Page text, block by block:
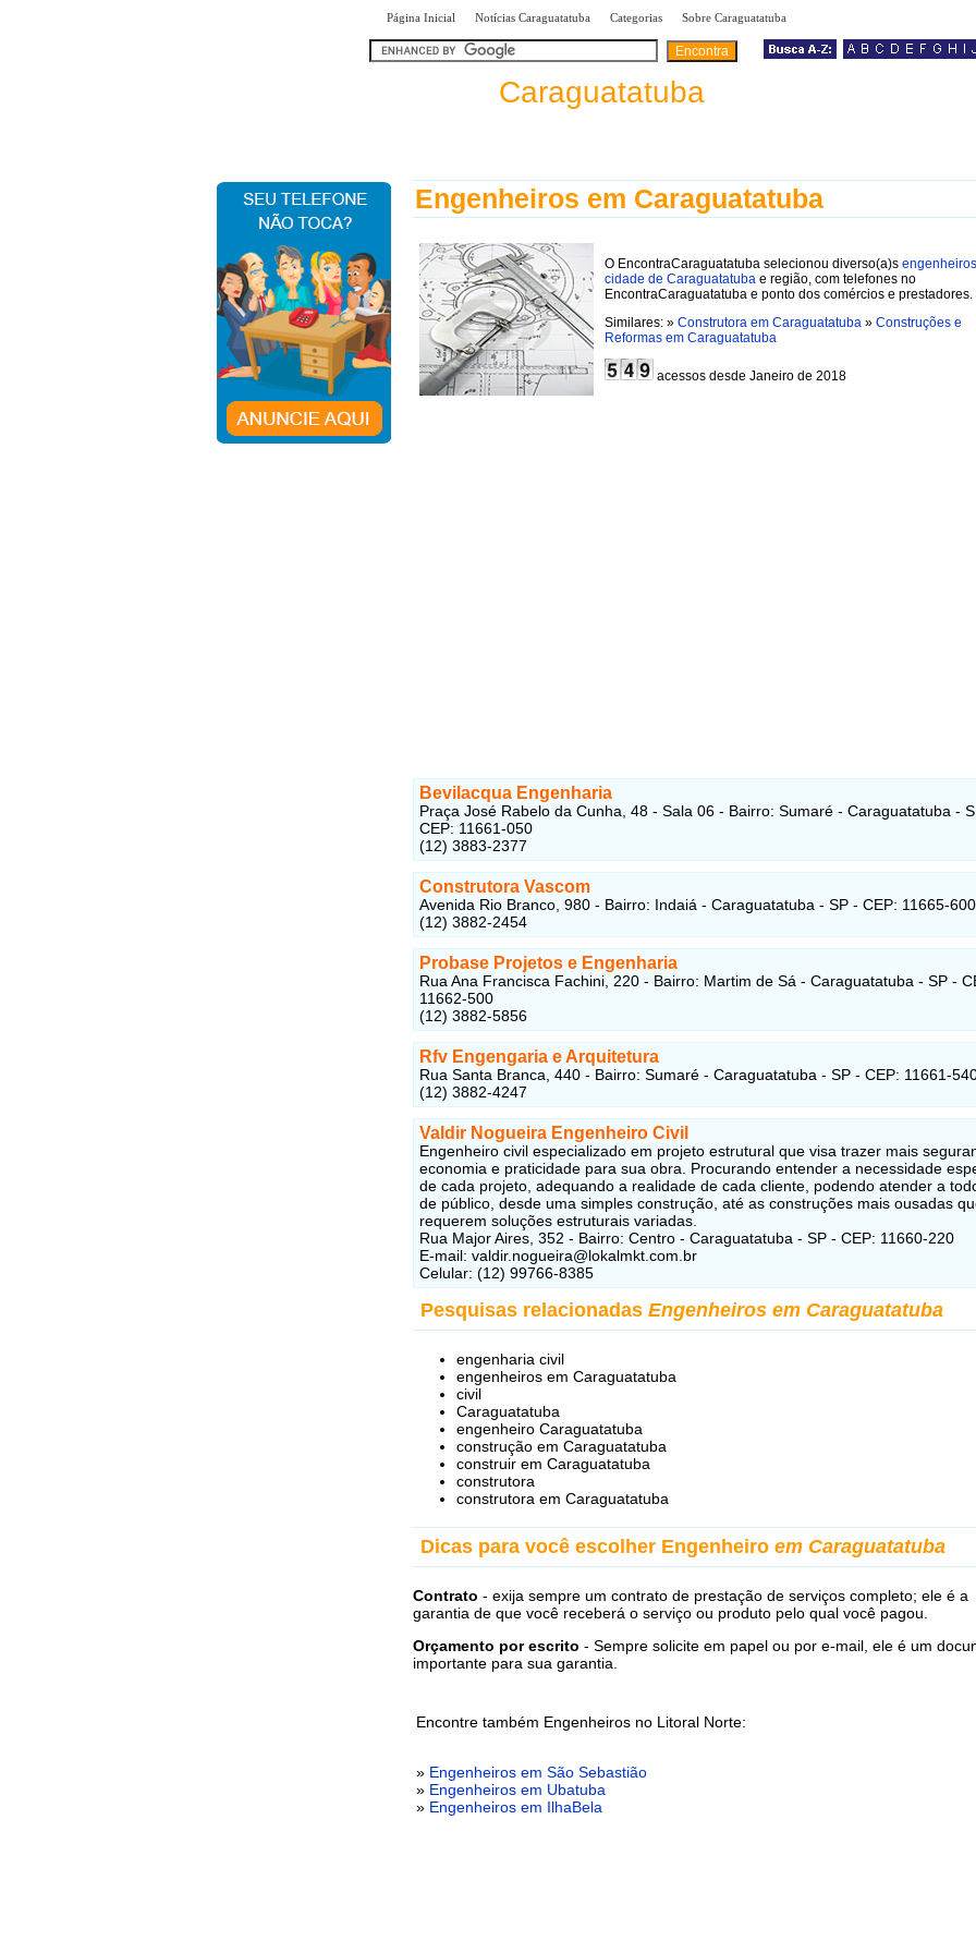
Página Inicial Notícias Caraguatatuba Categorias Sobre Caraguatatuba
Caraguatatuba
Engenheiros em Caraguatatuba
O EncontraCaraguatatuba selecionou diverso(a)s
cidade de Caraguatatuba e região, com telefones no
EncontraCaraguatatuba e ponto dos comércios e prestadores.
Similares: » Construtora em Caraguatatuba » Construções e
Reformas em Caraguatatuba
acessos desde Janeiro de 2018
Bevilacqua Engenharia
Praça José Rabelo da Cunha, 48 - Sala 06 - Bairro: Sumaré - Caraguatatuba -
CEP: 11661-050
(12) 3883-2377
Construtora Vascom
Avenida Rio Branco, 980 - Bairro: Indaiá - Caraguatatuba - SP - CEP: 11665-600
(12) 3882-2454
Probase Projetos e Engenharia
Rua Ana Francisca Fachini, 220 - Bairro: Martim de Sá - Caraguatatuba - SP -
11662-500
(12) 3882-5856
Rfv Engengaria e Arquitetura
Rua Santa Branca, 440 - Bairro: Sumaré - Caraguatatuba - SP - CEP: 11661-
(12) 3882-4247
Valdir Nogueira Engenheiro Civil
Engenheiro civil especializado em projeto estrutural que visa trazer mais
economia e praticidade para sua obra. Procurando entender a necessidade
de cada projeto, adequando a realidade de cada cliente, podendo atender a
de público, desde uma simples construção, até as construções mais ousadas
requerem soluções estruturais variadas.
Rua Major Aires, 352 - Bairro: Centro - Caraguatatuba - SP - CEP: 11660-220
E-mail: valdir.nogueira@lokalmkt.com.br
Celular: (12) 99766-8385
Pesquisas relacionadas Engenheiros em Caraguatatuba
engenharia civil
engenheiros em Caraguatatuba
civil
Caraguatatuba
engenheiro Caraguatatuba
construção em Caraguatatuba
construir em Caraguatatuba
construtora
construtora em Caraguatatuba
Dicas para você escolher Engenheiro em Caraguatatuba
Contrato - exija sempre um contrato de prestação de serviços completo; ele é a
garantia de que você receberá o serviço ou produto pelo qual você pagou.
Orçamento por escrito - Sempre solicite em papel ou por e-mail, ele é um
importante para sua garantia.
Encontre também Engenheiros no Litoral Norte:
» Engenheiros em São Sebastião
» Engenheiros em Ubatuba
» Engenheiros em IlhaBela